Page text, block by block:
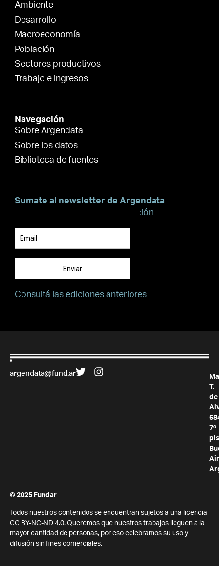
Ambiente
Desarrollo
Macroeconomía
Población
Sectores productivos
Trabajo e ingresos
Navegación
Sobre Argendata
Sobre los datos
Biblioteca de fuentes
Sumate al newsletter de Argendata
Suscribite para recibir información
Enviar
Consultá las ediciones anteriores
argendata@fund.ar
T.
de
7º
© 2025 Fundar
Todos nuestros contenidos se encuentran sujetos a una licencia
CC BY-NC-ND 4.0. Queremos que nuestros trabajos lleguen a la
mayor cantidad de personas, por eso celebramos su uso y
difusión sin fines comerciales.